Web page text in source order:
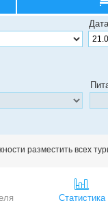
разместить всех
Статистика